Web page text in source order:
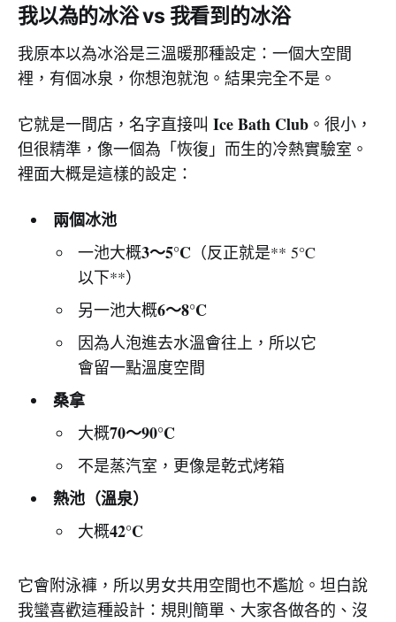
9) 上岸後更冷，是正常的（Afterdrop）
我以為的冰浴 vs 我看到的冰浴
我原本以為冰浴是三溫暖那種設定：一個大空間
裡，有個冰泉，你想泡就泡。結果完全不是。
它就是一間店，名字直接叫 Ice Bath Club 。很小，
但很精準，像一個為「恢復」而生的冷熱實驗室。
裡面大概是這樣的設定：
兩個冰池
一池大概3～5°C （反正就是** 5°C
以下**）
另一池大概6～8°C
因為人泡進去水溫會往上，所以它
會留一點溫度空間
桑拿
大概70～90°C
不是蒸汽室，更像是乾式烤箱
熱池（溫泉）
大概42°C
它會附泳褲，所以男女共用空間也不尷尬。坦白說
我蠻喜歡這種設計：規則簡單、大家各做各的、沒